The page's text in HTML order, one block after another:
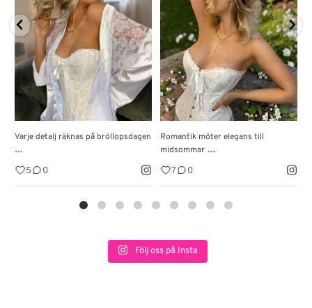
Varje detalj räknas på bröllopsdagen
...
5 0
Romantik möter elegans till
midsommar ...
7 0
Följ oss på Insta